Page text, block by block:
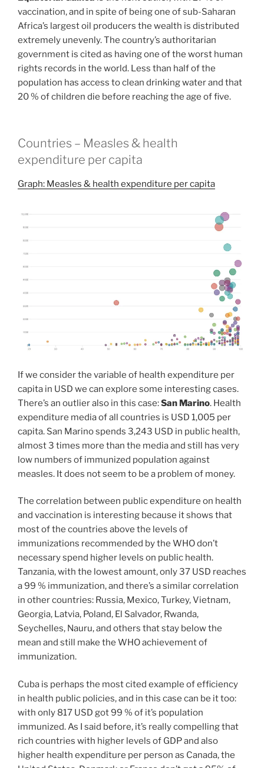
vaccination, and in spite of being one of sub-Saharan
Africa’s largest oil producers the wealth is distributed
extremely unevenly. The country’s authoritarian
government is cited as having one of the worst human
rights records in the world. Less than half of the
population has access to clean drinking water and that
20 % of children die before reaching the age of five.
Countries – Measles & health
expenditure per capita
Graph: Measles & health expenditure per capita
If we consider the variable of health expenditure per
capita in USD we can explore some interesting cases.
There’s an outlier also in this case:San Marino. Health
expenditure media of all countries is USD 1,005 per
capita. San Marino spends 3,243 USD in public health,
almost 3 times more than the media and still has very
low numbers of immunized population against
measles. It does not seem to be a problem of money.
The correlation between public expenditure on health
and vaccination is interesting because it shows that
most of the countries above the levels of
immunizations recommended by the WHO don’t
necessary spend higher levels on public health.
Tanzania, with the lowest amount, only 37 USD reaches
a 99 % immunization, and there’s a similar correlation
in other countries: Russia, Mexico, Turkey, Vietnam,
Georgia, Latvia, Poland, El Salvador, Rwanda,
Seychelles, Nauru, and others that stay below the
mean and still make the WHO achievement of
immunization.
Cuba is perhaps the most cited example of efficiency
in health public policies, and in this case can be it too:
with only 817 USD got 99 % of it’s population
immunized. As I said before, it’s really compelling that
rich countries with higher levels of GDP and also
higher health expenditure per person as Canada, the